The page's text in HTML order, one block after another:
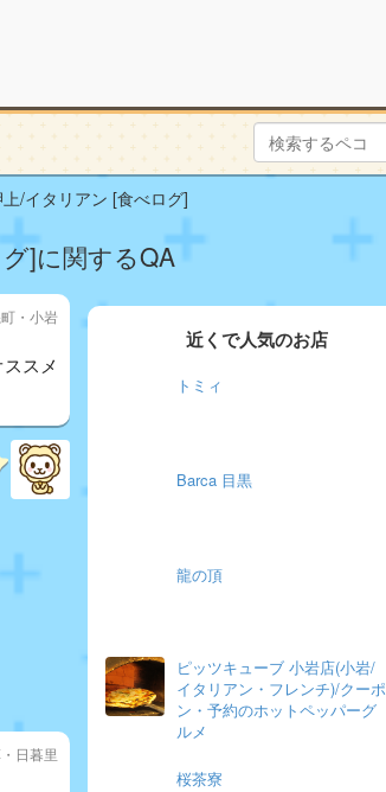
/イタリアン [食べログ]
]に関するQA
・小岩
スメ
日暮里
近くで人気のお店
トミィ
Barca 目黒
龍の頂
ピッツキューブ 小岩店(小岩/
イタリアン・フレンチ)/クーポ
ン・予約のホットペッパーグ
ルメ
桜茶寮